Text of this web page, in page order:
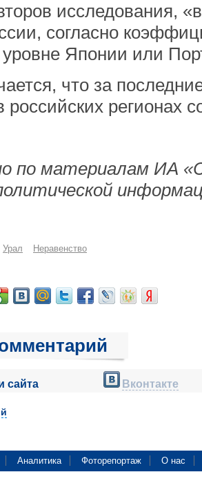
исследования,
согласно
Японии или
что за
российских регионах
по материалам ИА
Урал Неравенство
сайта Вконтакте
Аналитика Фоторепортаж О нас